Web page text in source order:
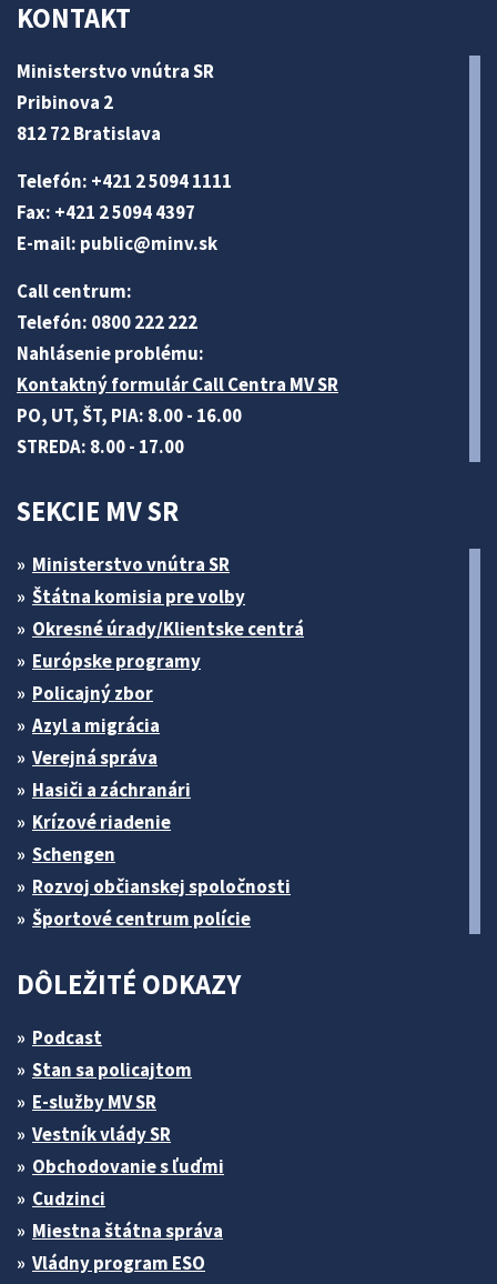
KONTAKT
Ministerstvo vnútra SR
Pribinova 2
812 72 Bratislava
Telefón: +421 2 5094 1111
Fax: +421 2 5094 4397
E-mail: public@minv.sk
Call centrum:
Telefón: 0800 222 222
Nahlásenie problému:
Kontaktný formulár Call Centra MV SR
PO, UT, ŠT, PIA: 8.00 - 16.00
STREDA: 8.00 - 17.00
SEKCIE MV SR
Ministerstvo vnútra SR
Štátna komisia pre volby
Okresné úrady/Klientske centrá
Európske programy
Policajný zbor
Azyl a migrácia
Verejná správa
Hasiči a záchranári
Krízové riadenie
Schengen
Rozvoj občianskej spoločnosti
Športové centrum polície
DÔLEŽITÉ ODKAZY
Podcast
Stan sa policajtom
E-služby MV SR
Vestník vlády SR
Obchodovanie s ľuďmi
Cudzinci
Miestna štátna správa
Vládny program ESO